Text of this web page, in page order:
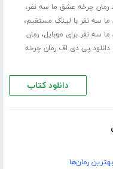
رمان چرخه عشق ما سه نفر،
ما سه نفر با لینک مستقیم،
سه نفر برای موبایل،رمان
دانلود پی دی اف رمان چرخه
دانلود کتاب
رمان‌ها